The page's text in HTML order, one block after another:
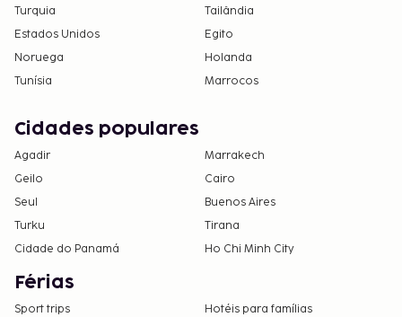
Turquia
Tailândia
Estados Unidos
Egito
Noruega
Holanda
Tunísia
Marrocos
Cidades populares
Agadir
Marrakech
Geilo
Cairo
Seul
Buenos Aires
Turku
Tirana
Cidade do Panamá
Ho Chi Minh City
Férias
Sport trips Hotéis para famílias